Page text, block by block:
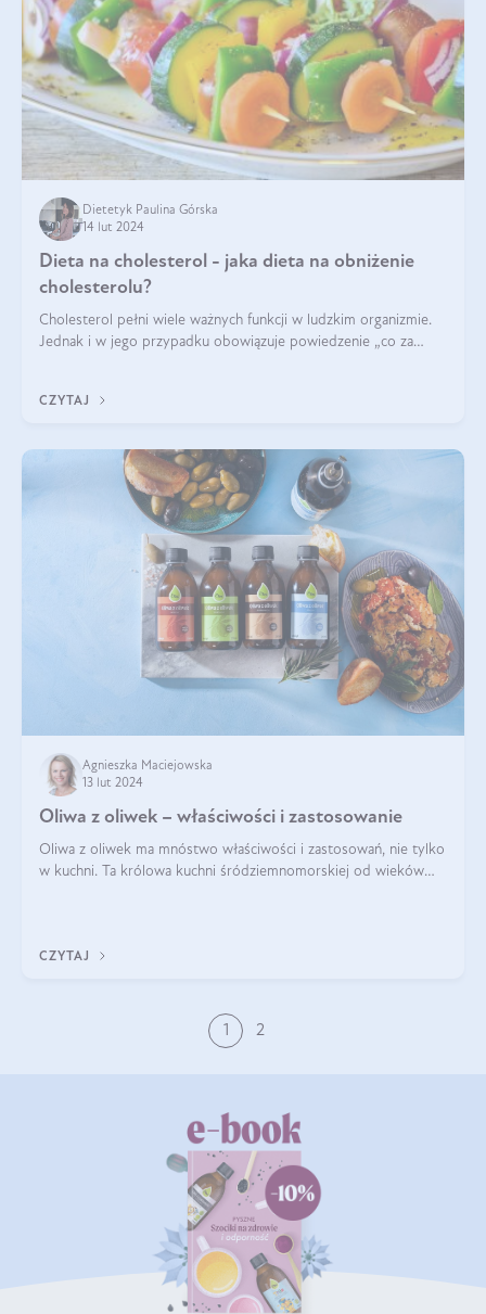
Dietetyk Paulina Górska
14 lut 2024
Dieta na cholesterol - jaka dieta na obniżenie
cholesterolu?
Cholesterol pełni wiele ważnych funkcji w ludzkim organizmie.
Jednak i w jego przypadku obowiązuje powiedzenie „co za
CZYTAJ
Agnieszka Maciejowska
13 lut 2024
Oliwa z oliwek – właściwości i zastosowanie
Oliwa z oliwek ma mnóstwo właściwości i zastosowań, nie tylko
w kuchni. Ta królowa kuchni śródziemnomorskiej od wieków
CZYTAJ
1 2